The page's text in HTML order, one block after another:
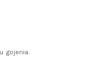
gojenia.